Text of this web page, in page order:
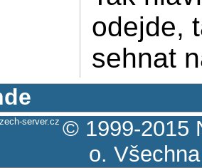
odejde,
sehnat
server.cz © 1999-2015
o.